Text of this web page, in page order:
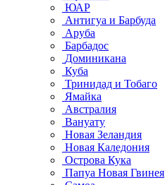
ЮАР
Антигуа и Барбуда
Аруба
Барбадос
Доминикана
Куба
Тринидад и Тобаго
Ямайка
Австралия
Вануату
Новая Зеландия
Новая Каледония
Острова Кука
Папуа Новая Гвинея